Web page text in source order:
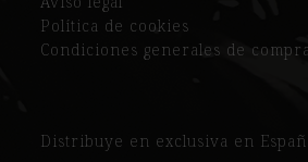
Política de cookies
Condiciones generales de compra
Distribuye en exclusiva en